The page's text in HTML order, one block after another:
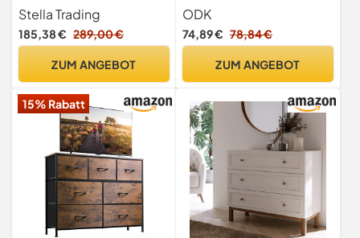
Weiß Hochglanz - Moderne
Kommode mit viel
Stauraum für Ihren
cm (B/H/T)
Stella Trading
185,38 € 289,00 €
ZUM ANGEBOT
Vintage Stoffschubladen
ODK
74,89 € 78,84 €
ZUM ANGEBOT
15% Rabatt